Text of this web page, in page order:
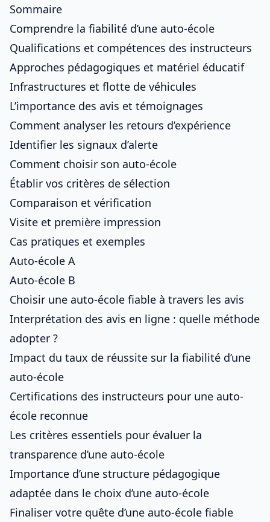
Sommaire
Comprendre la fiabilité d’une auto-école
Qualifications et compétences des instructeurs
Approches pédagogiques et matériel éducatif
Infrastructures et flotte de véhicules
L’importance des avis et témoignages
Comment analyser les retours d’expérience
Identifier les signaux d’alerte
Comment choisir son auto-école
Établir vos critères de sélection
Comparaison et vérification
Visite et première impression
Cas pratiques et exemples
Auto-école A
Auto-école B
Choisir une auto-école fiable à travers les avis
Interprétation des avis en ligne : quelle méthode
adopter ?
Impact du taux de réussite sur la fiabilité d’une
auto-école
Certifications des instructeurs pour une auto-
école reconnue
Les critères essentiels pour évaluer la
transparence d’une auto-école
Importance d’une structure pédagogique
adaptée dans le choix d’une auto-école
Finaliser votre quête d’une auto-école fiable